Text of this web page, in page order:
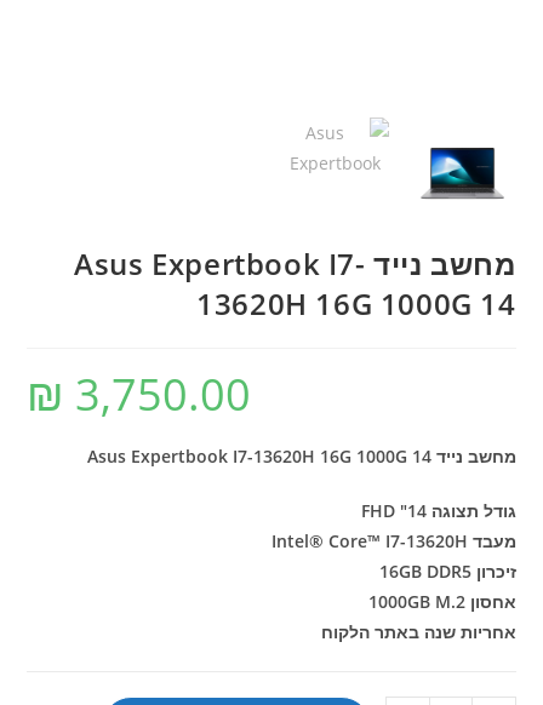
מחשב נייד Asus Expertbook I7-
13620H 16G 1000G 14
₪ 3,750.00
מחשב נייד Asus Expertbook I7-13620H 16G 1000G 14
גודל תצוגה 14" FHD
מעבד Intel® Core™ I7-13620H
זיכרון 16GB DDR5
אחסון 1000GB M.2
אחריות שנה באתר הלקוח